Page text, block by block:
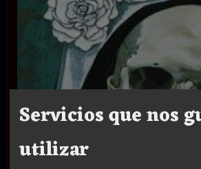
Servicios que nos
utilizar